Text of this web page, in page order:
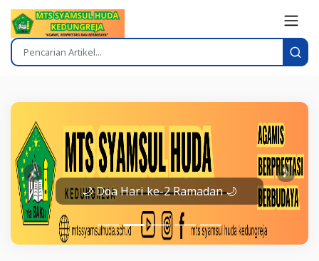
🌙 Doa Hari ke-2 Ramadan 🌙
Prev Next